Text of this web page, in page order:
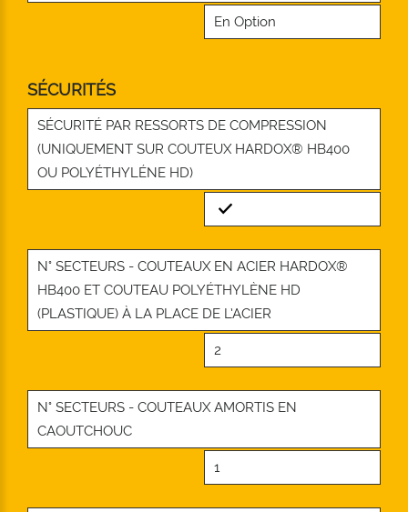
En Option
SÉCURITÉS
SÉCURITÉ PAR RESSORTS DE COMPRESSION
(UNIQUEMENT SUR COUTEUX HARDOX® HB400
OU POLYÉTHYLÉNE HD)
Standard
N° SECTEURS - COUTEAUX EN ACIER HARDOX®
HB400 ET COUTEAU POLYÉTHYLÈNE HD
(PLASTIQUE) À LA PLACE DE L’ACIER
2
N° SECTEURS - COUTEAUX AMORTIS EN
CAOUTCHOUC
1